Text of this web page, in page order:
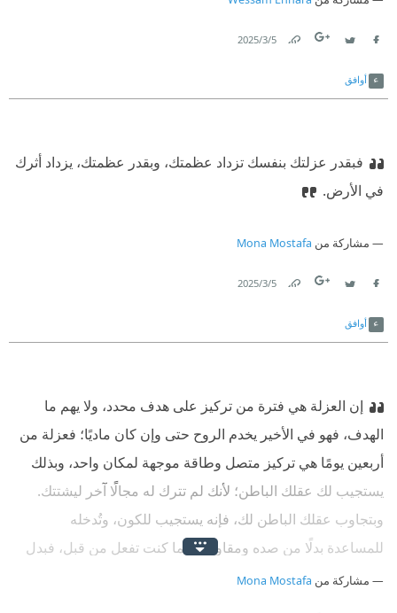
5‏/3‏/2025
أوافق
فبقدر عزلتك بنفسك تزداد عظمتك، وبقدر عظمتك، يزداد أثرك
في الأرض.
مشاركة من Mona Mostafa
5‏/3‏/2025
أوافق
إن العزلة هي فترة من تركيز على هدف محدد، ولا يهم ما
الهدف، فهو في الأخير يخدم الروح حتى وإن كان ماديًا؛ فعزلة من
أربعين يومًا هي تركيز متصل وطاقة موجهة لمكان واحد، وبذلك
يستجيب لك عقلك الباطن؛ لأنك لم تترك له مجالًا آخر ليشتتك.
وبتجاوب عقلك الباطن لك، فإنه يستجيب للكون، وتُدخله
للمساعدة بدلًا من صده ومقاومته كما كنت تفعل من قبل، فبدل
أن تخوض عمرًا طويلًا لأجل هدف واحد، فإنك تختصر الطريق
مشاركة من Mona Mostafa